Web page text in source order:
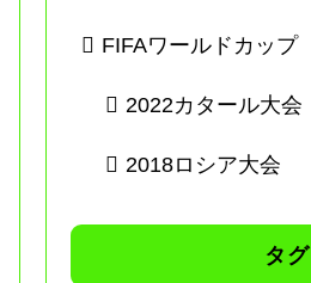
FIFAワールドカップ
2022カタール大会
2018ロシア大会
タグ